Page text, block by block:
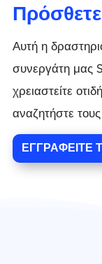
Αυτή η
συνεργάτη μας
χρειαστείτε
αναζητήστε
ΕΓΓΡΑΦΕΊΤΕ